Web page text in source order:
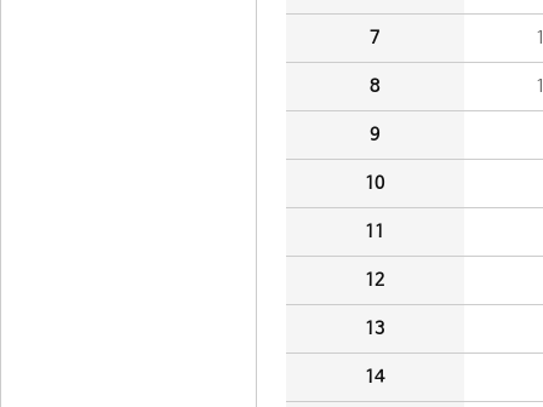
7
8
9
10
11
12
13
14